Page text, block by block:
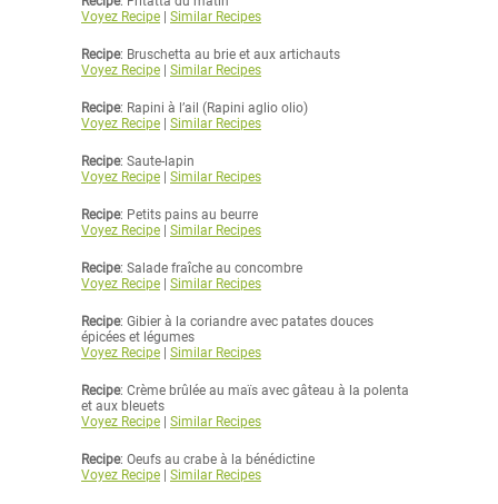
Voyez Recipe
Similar Recipes
Recipe: Bruschetta au brie et aux artichauts
Voyez Recipe
Similar Recipes
Recipe: Rapini à l’ail (Rapini aglio olio)
Voyez Recipe
Similar Recipes
Recipe: Saute-lapin
Voyez Recipe
Similar Recipes
Recipe: Petits pains au beurre
Voyez Recipe
Similar Recipes
Recipe: Salade fraîche au concombre
Voyez Recipe
Similar Recipes
Recipe: Gibier à la coriandre avec patates douces
épicées et légumes
Voyez Recipe
Similar Recipes
Recipe: Crème brûlée au maïs avec gâteau à la polenta
et aux bleuets
Voyez Recipe
Similar Recipes
Recipe: Oeufs au crabe à la bénédictine
Voyez Recipe
Similar Recipes